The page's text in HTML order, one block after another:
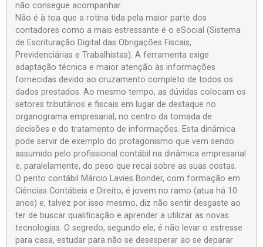
não consegue acompanhar.
Não é à toa que a rotina tida pela maior parte dos
contadores como a mais estressante é o eSocial (Sistema
de Escrituração Digital das Obrigações Fiscais,
Previdenciárias e Trabalhistas). A ferramenta exige
adaptação técnica e maior atenção às informações
fornecidas devido ao cruzamento completo de todos os
dados prestados. Ao mesmo tempo, as dúvidas colocam os
setores tributários e fiscais em lugar de destaque no
organograma empresarial, no centro da tomada de
decisões e do tratamento de informações. Esta dinâmica
pode servir de exemplo do protagonismo que vem sendo
assumido pelo profissional contábil na dinâmica empresarial
e, paralelamente, do peso que recai sobre as suas costas.
O perito contábil Márcio Lavies Bonder, com formação em
Ciências Contábeis e Direito, é jovem no ramo (atua há 10
anos) e, talvez por isso mesmo, diz não sentir desgaste ao
ter de buscar qualificação e aprender a utilizar as novas
tecnologias. O segredo, segundo ele, é não levar o estresse
para casa, estudar para não se desesperar ao se deparar